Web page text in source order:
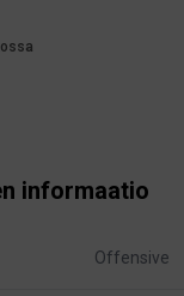
informaatio
Offensive